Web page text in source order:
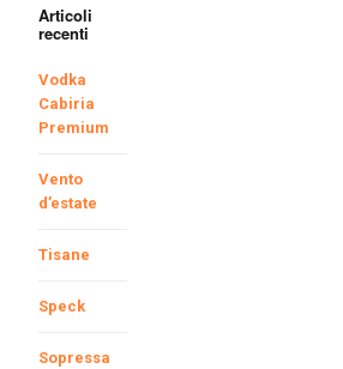
Articoli
recenti
Vodka
Cabiria
Premium
Vento
d’estate
Tisane
Speck
Sopressa